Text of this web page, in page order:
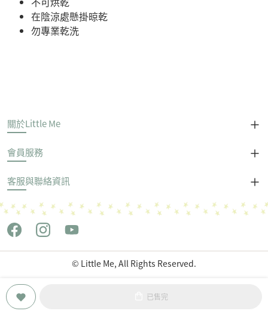
已售完
在陰涼處懸掛晾乾
勿專業乾洗
關於Little Me
會員服務
客服與聯絡資訊
© Little Me, All Rights Reserved.
Copyright © 世潮企業股份有限公司 All Rights Reserved.
LiteShop